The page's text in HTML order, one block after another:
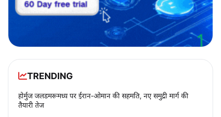
TRENDING
होर्मुज जलडमरूमध्य पर ईरान-ओमान की सहमति, नए समुद्री मार्ग की
तैयारी तेज